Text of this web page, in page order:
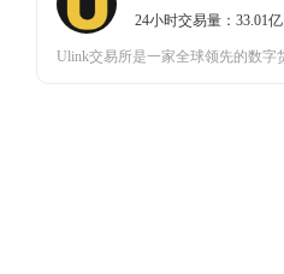
24小时交易量：33.01亿